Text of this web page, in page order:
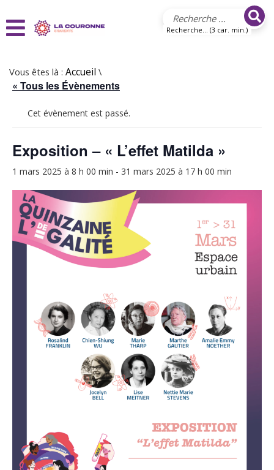
Recherche... (3 car. min.)
Vous êtes là : Accueil \
« Tous les Évènements
Cet évènement est passé.
Exposition – « L’effet Matilda »
1 mars 2025 à 8 h 00 min - 31 mars 2025 à 17 h 00 min